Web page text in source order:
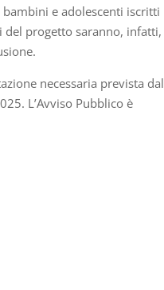
e adolescenti iscritti
progetto saranno, infatti,
necessaria prevista dal
L’Avviso Pubblico è